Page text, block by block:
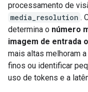
processamento de
media_resolution .
determina o número
imagem de entrada
mais altas melhoram
finos ou identificar
uso de tokens e a